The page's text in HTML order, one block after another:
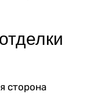
сторона